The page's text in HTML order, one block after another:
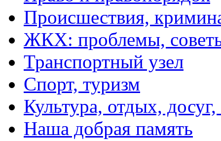
Происшествия,
ЖКХ: проблемы,
Транспортный узел
Спорт, туризм
Культура, отдых,
Наша добрая память